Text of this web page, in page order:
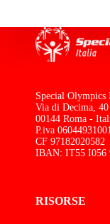
Special Olympics
Via di Decima, 40
00144 Roma -
P.iva
CF 97182020582
IBAN: IT55 I056
RISORSE